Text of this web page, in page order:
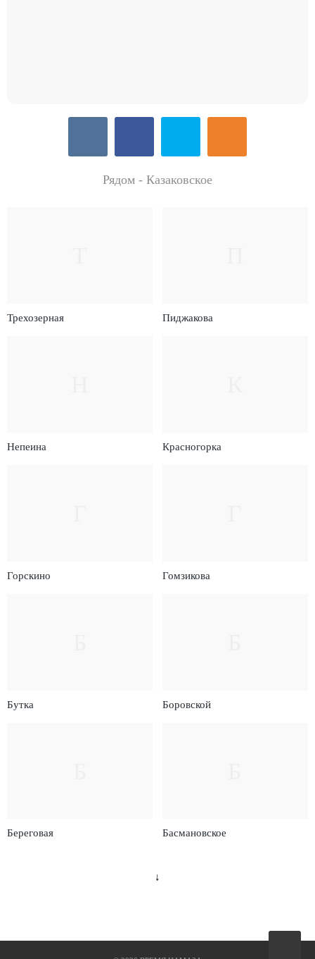
Рядом - Казаковское
Трехозерная Пиджакова
Непеина Красногорка
Горскино Гомзикова
Бутка Боровской
Береговая Басмановское
↓